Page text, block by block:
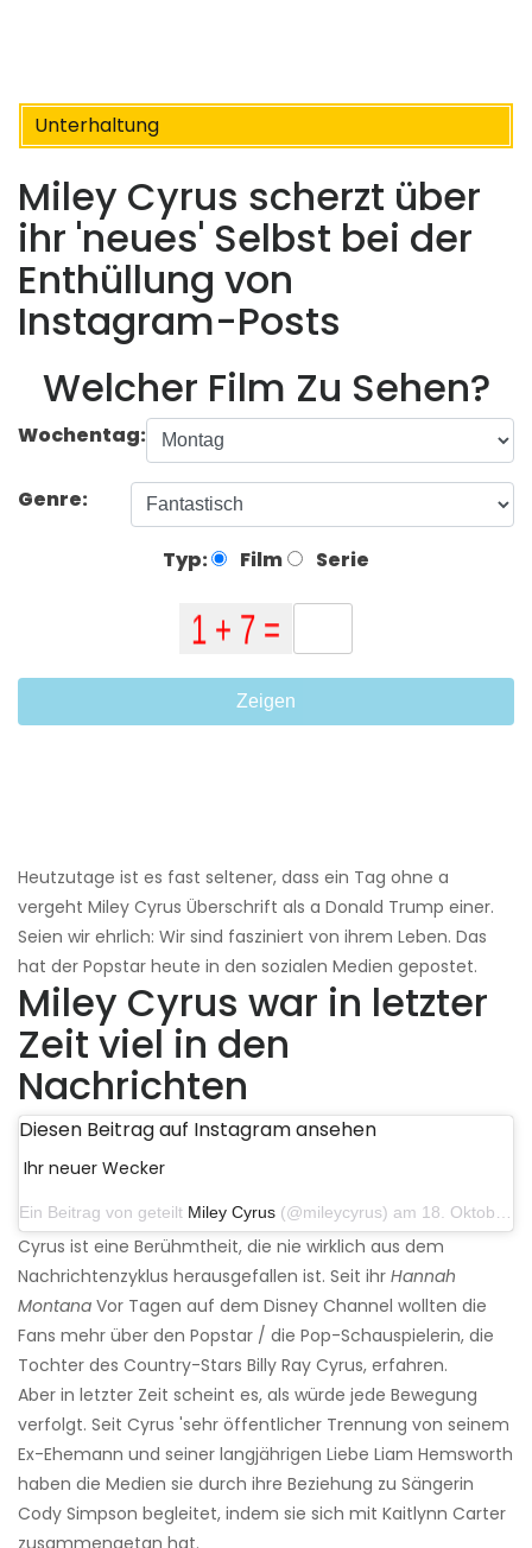
Unterhaltung
Miley Cyrus scherzt über
ihr 'neues' Selbst bei der
Enthüllung von
Instagram-Posts
Welcher Film Zu Sehen?
Wochentag:
Genre:
Typ: Film Serie
Zeigen
Heutzutage ist es fast seltener, dass ein Tag ohne a
vergeht Miley Cyrus Überschrift als a Donald Trump einer.
Seien wir ehrlich: Wir sind fasziniert von ihrem Leben. Das
hat der Popstar heute in den sozialen Medien gepostet.
Miley Cyrus war in letzter
Zeit viel in den
Nachrichten
Diesen Beitrag auf Instagram ansehen
Ihr neuer Wecker
Ein Beitrag von geteilt Miley Cyrus (@mileycyrus) am 18. Oktober 2019 um 19:03 Uhr PDT
Cyrus ist eine Berühmtheit, die nie wirklich aus dem
Nachrichtenzyklus herausgefallen ist. Seit ihr Hannah
Montana Vor Tagen auf dem Disney Channel wollten die
Fans mehr über den Popstar / die Pop-Schauspielerin, die
Tochter des Country-Stars Billy Ray Cyrus, erfahren.
Aber in letzter Zeit scheint es, als würde jede Bewegung
verfolgt. Seit Cyrus 'sehr öffentlicher Trennung von seinem
Ex-Ehemann und seiner langjährigen Liebe Liam Hemsworth
haben die Medien sie durch ihre Beziehung zu Sängerin
Cody Simpson begleitet, indem sie sich mit Kaitlynn Carter
zusammengetan hat.